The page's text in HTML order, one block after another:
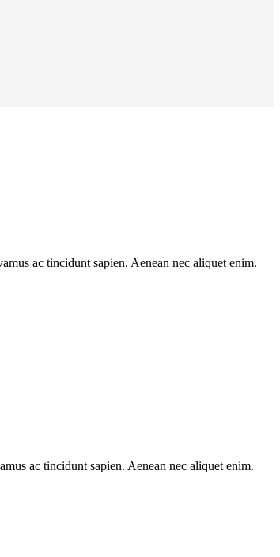
ac tincidunt sapien. Aenean nec aliquet enim.
ac tincidunt sapien. Aenean nec aliquet enim.